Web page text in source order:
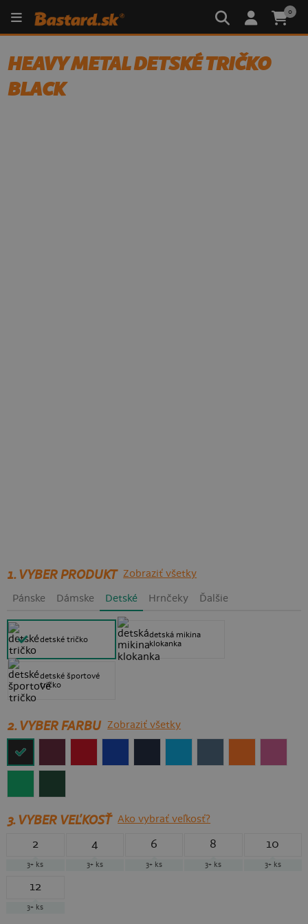
0
HEAVY METAL DETSKÉ TRIČKO
BLACK
1. VYBER PRODUKT Zobraziť všetky
Pánske Dámske Detské Hrnčeky Ďalšie
detské tričko
detské športové
tričko
detská mikina
klokanka
2. VYBER FARBU Zobraziť všetky
3.VYBER VEĽKOSŤ Ako vybrať veľkosť?
2
3+ ks
4
3+ ks
6
3+ ks
8
3+ ks
10
3+ ks
12
3+ ks